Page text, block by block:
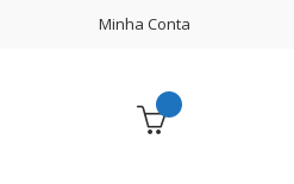
Minha Conta